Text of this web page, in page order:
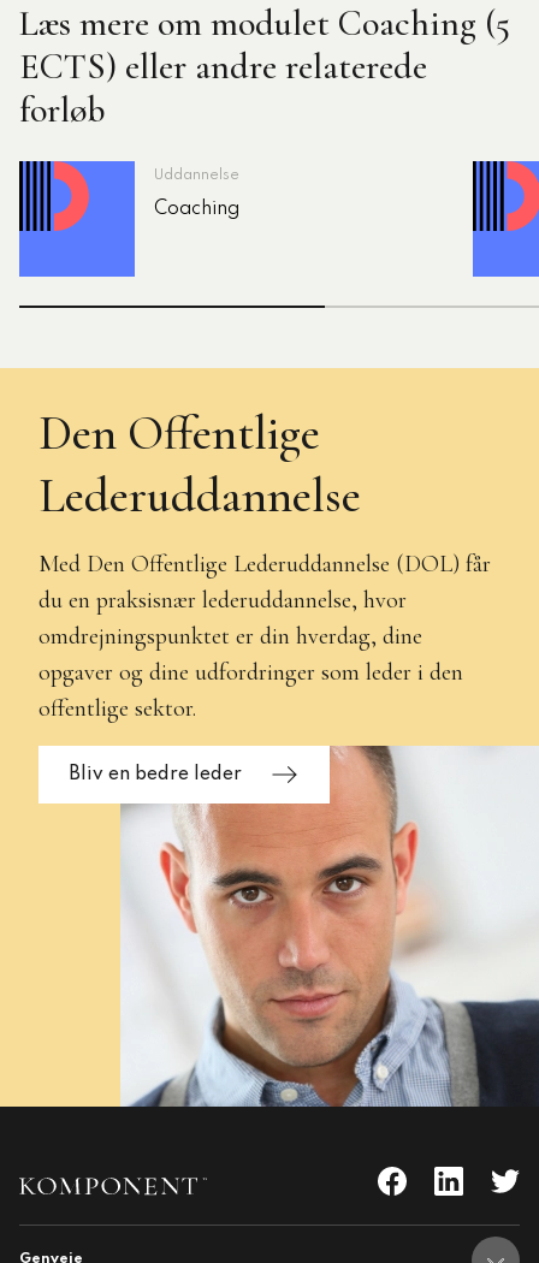
Læs mere om modulet Coaching (5
ECTS) eller andre relaterede
forløb
Uddannelse
Coaching
Den Offentlige
Lederuddannelse
Med Den Offentlige Lederuddannelse (DOL) får
du en praksisnær lederuddannelse, hvor
omdrejningspunktet er din hverdag, dine
opgaver og dine udfordringer som leder i den
offentlige sektor.
Bliv en bedre leder
Genveje